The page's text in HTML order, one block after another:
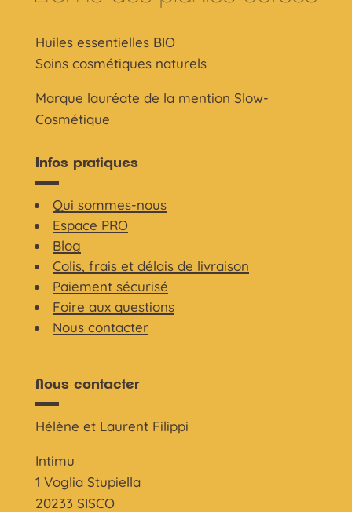
Huiles essentielles BIO
Soins cosmétiques naturels
Marque lauréate de la mention Slow-
Cosmétique
Infos pratiques
Qui sommes-nous
Espace PRO
Blog
Colis, frais et délais de livraison
Paiement sécurisé
Foire aux questions
Nous contacter
Nous contacter
Hélène et Laurent Filippi
Intimu
1 Voglia Stupiella
20233 SISCO